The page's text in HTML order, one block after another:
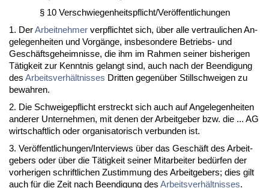
§ 10 Ver­schwie­gen­heits­pflicht/Veröffent­li­chun­gen
1. DerAr­beit­neh­mer ver­pflich­tet sich, über al­le ver­trau­li­chen An­
ge­le­gen­hei­ten und Vorgänge, ins­be­son­de­re Be­triebs- und
Geschäfts­ge­heim­nis­se, die ihm im Rah­men sei­ner bis­he­ri­gen
Tätig­keit zur Kennt­nis ge­langt sind, auch nach der Be­en­di­gung
des Ar­beits­verhält­nis­ses Drit­ten ge­genüber Still­schwei­gen zu
be­wah­ren.
2. Die Schwei­ge­pflicht er­streckt sich auch auf An­ge­le­gen­hei­ten
an­de­rer Un­ter­neh­men, mit de­nen der Ar­beit­ge­ber bzw. die ... AG
wirt­schaft­lich oder or­ga­ni­sa­to­risch ver­bun­den ist.
3. Veröffent­li­chun­gen/In­ter­views über das Geschäft des Ar­beit­
ge­bers oder über die Tätig­keit sei­ner Mit­ar­bei­ter bedürfen der
vor­he­ri­gen schrift­li­chen Zu­stim­mung des Ar­beit­ge­bers; dies gilt
auch für die Zeit nach Be­en­di­gung des Ar­beits­verhält­nis­ses.